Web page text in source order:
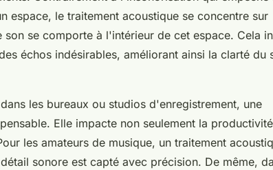
espace, le traitement acoustique se concentre sur
se comporte à l'intérieur de cet espace. Cela
échos indésirables, améliorant ainsi la clarté du
les bureaux ou studios d'enregistrement, une
Elle impacte non seulement la
les amateurs de musique, un traitement
sonore est capté avec précision. De même,